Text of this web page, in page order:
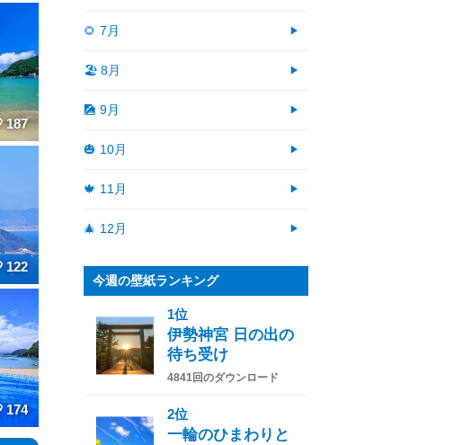
187
122
174
🌻 7月
🏖 8月
🎑 9月
🎃 10月
🍁 11月
🎄 12月
今週の壁紙ランキング
1位
伊勢神宮 日の出の
待ち受け
4841回のダウンロード
2位
一輪のひまわりと